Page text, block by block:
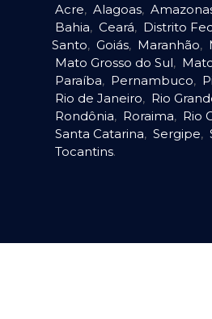
Acre, Alagoas,
Bahia, Ceará, Distrito
Santo, Goiás, Maranhão,
Mato Grosso do Sul,
Paraíba, Pernambuco,
Rio de Janeiro, Rio
Rondônia, Roraima, Rio
Santa Catarina, Sergipe,
Tocantins.